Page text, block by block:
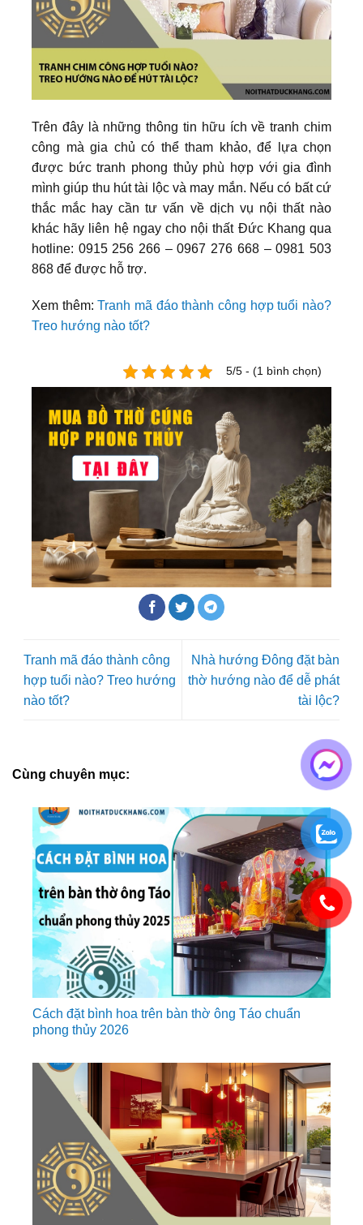
Trên đây là những thông tin hữu ích về tranh chim
công mà gia chủ có thể tham khảo, để lựa chọn
được bức tranh phong thủy phù hợp với gia đình
mình giúp thu hút tài lộc và may mắn. Nếu có bất cứ
thắc mắc hay cần tư vấn về dịch vụ nội thất nào
khác hãy liên hệ ngay cho nội thất Đức Khang qua
hotline: 0915 256 266 – 0967 276 668 – 0981 503
868 để được hỗ trợ.
Xem thêm:Tranh mã đáo thành công hợp tuổi nào?
Treo hướng nào tốt?
5/5 - (1 bình chọn)
Tranh mã đáo thành công
hợp tuổi nào? Treo hướng
nào tốt?
Nhà hướng Đông đặt bàn
thờ hướng nào để dễ phát
tài lộc?
Cùng chuyên mục:
Cách đặt bình hoa trên bàn thờ ông Táo chuẩn
phong thủy 2026